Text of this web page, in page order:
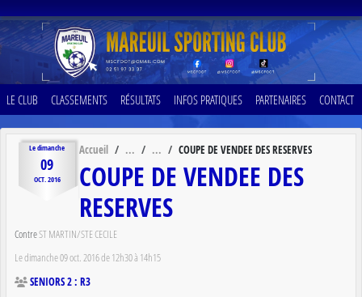
LE CLUB CLASSEMENTS RÉSULTATS INFOS PRATIQUES PARTENAIRES CONTACT
Ledimanche
09
OCT. 2016
Accueil COUPE DE VENDEE DES RESERVES
COUPE DE VENDEE DES
RESERVES
ContreST MARTIN/STE CECILE
Ledimanche09oct. 2016de 12h30 à 14h15
SENIORS 2 : R3